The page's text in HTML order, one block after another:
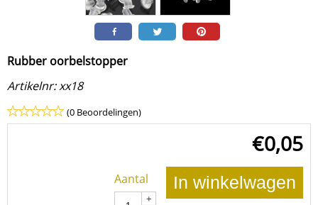
Rubber oorbelstopper
Artikelnr:xx18
(0 Beoordelingen)
€0,05
Aantal
+
In winkelwagen